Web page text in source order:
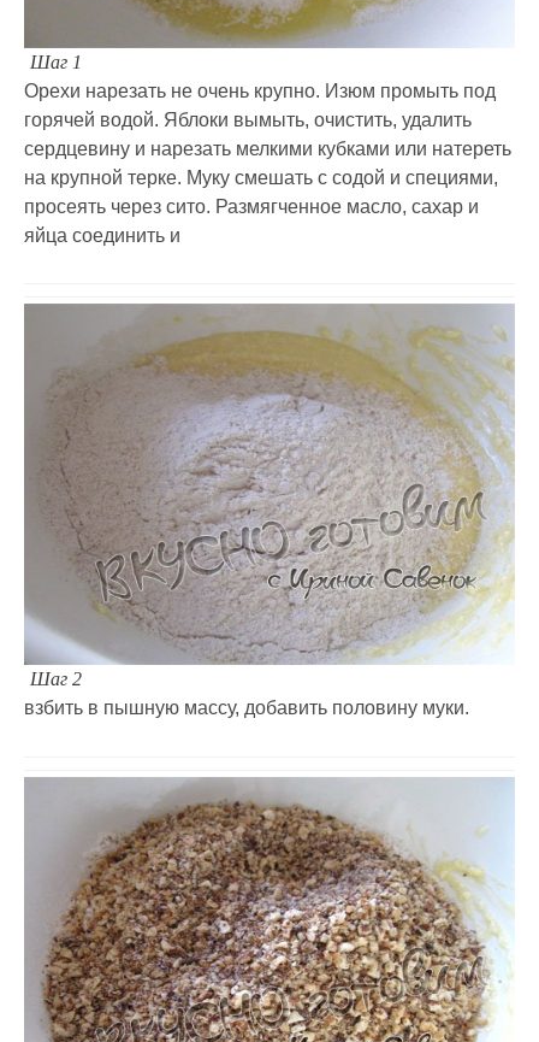
Шаг 1
Орехи нарезать не очень крупно. Изюм промыть под
горячей водой. Яблоки вымыть, очистить, удалить
сердцевину и нарезать мелкими кубками или натереть
на крупной терке. Муку смешать с содой и специями,
просеять через сито. Размягченное масло, сахар и
яйца соединить и
Шаг 2
взбить в пышную массу, добавить половину муки.